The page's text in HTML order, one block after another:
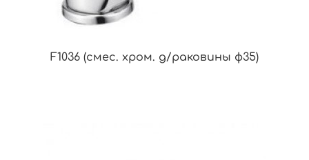
F1036 (смес. хром. д/раковины ф35)